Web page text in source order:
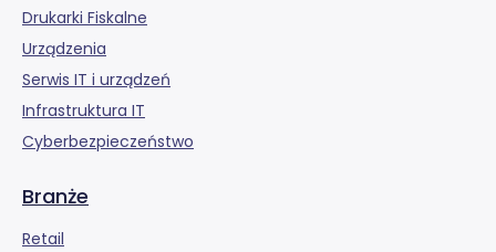
Drukarki Fiskalne
Urządzenia
Serwis IT i urządzeń
Infrastruktura IT
Cyberbezpieczeństwo
Branże
Retail